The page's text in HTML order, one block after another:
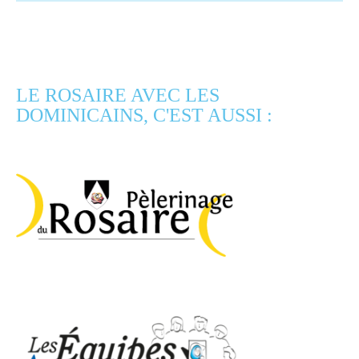
LE ROSAIRE AVEC LES
DOMINICAINS, C'EST AUSSI :